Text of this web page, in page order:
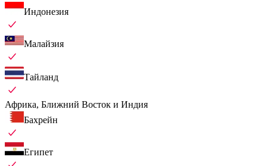
Индонезия
Малайзия
Тайланд
Африка, Ближний Восток и Индия
Бахрейн
Египет